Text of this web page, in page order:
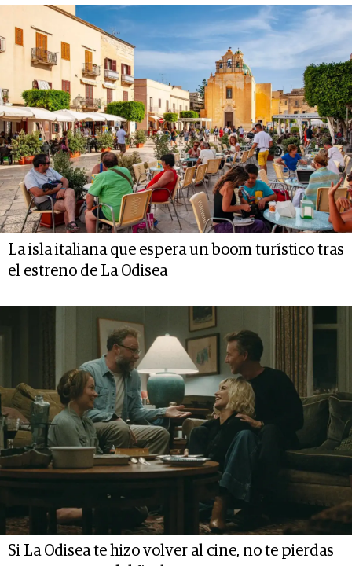
La isla italiana que espera un boom turístico tras
el estreno de La Odisea
Si La Odisea te hizo volver al cine, no te pierdas